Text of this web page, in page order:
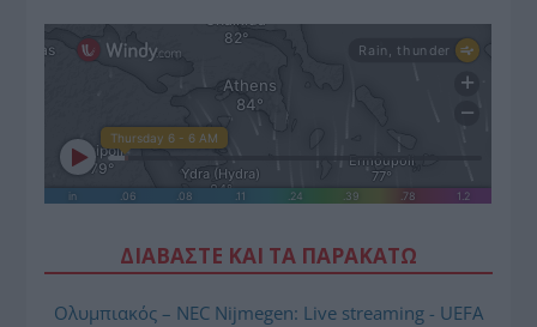
ΔΙΑΒΑΣΤΕ ΚΑΙ ΤΑ ΠΑΡΑΚΑΤΩ
Ολυμπιακός – NEC Nijmegen: Live streaming - UEFA